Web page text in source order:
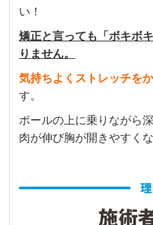
い！
矯正と言っても「ボキボ
りません。
気持ちよくストレッチを
す。
ポールの上に乗りながら
肉が伸び胸が開きやすくな